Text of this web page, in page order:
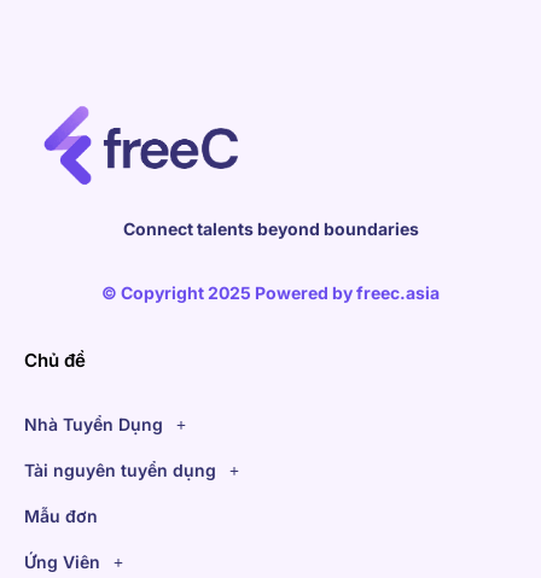
Connect talents beyond boundaries
© Copyright 2025 Powered byfreec.asia
Chủ đề
Nhà Tuyển Dụng
Tài nguyên tuyển dụng
Mẫu đơn
Ứng Viên